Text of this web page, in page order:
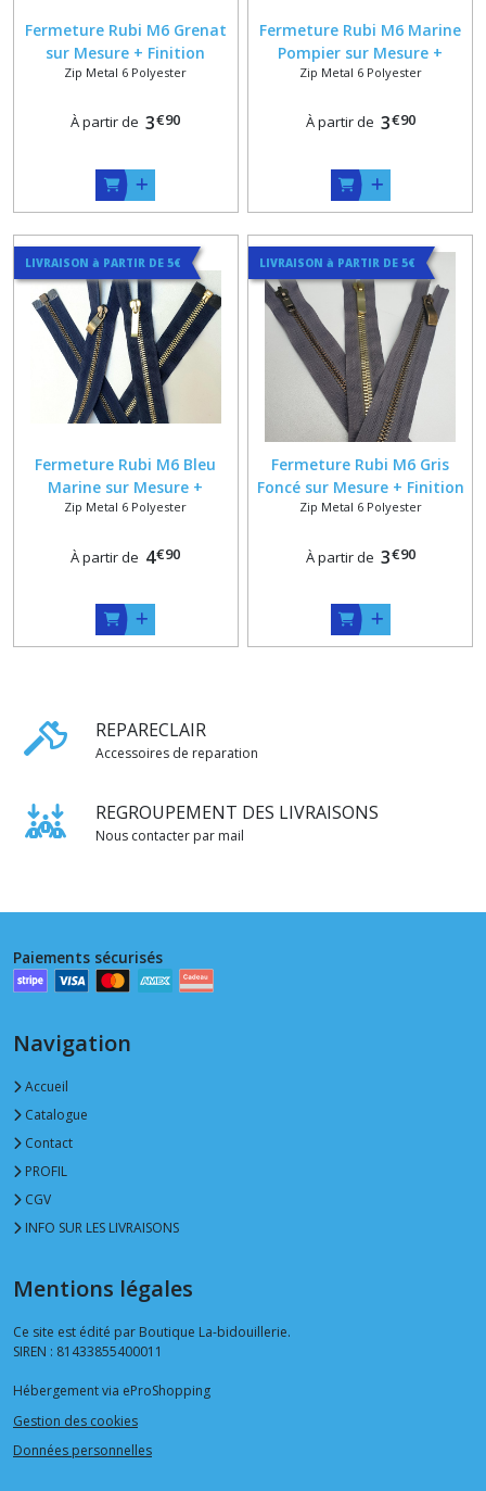
Fermeture Rubi M6 Grenat
sur Mesure + Finition
Bronze , Vieux Laiton , Or
Zip Metal 6 Polyester
À partir de 3€90
Fermeture Rubi M6 Marine
Pompier sur Mesure +
Finition Bronze , Vieux
Zip Metal 6 Polyester
À partir de 3€90
LIVRAISON à PARTIR DE 5€
Fermeture Rubi M6 Bleu
Marine sur Mesure +
Finition Vieux laiton , Or ou
Zip Metal 6 Polyester
À partir de 4€90
LIVRAISON à PARTIR DE 5€
Fermeture Rubi M6 Gris
Foncé sur Mesure + Finition
Bronze , Vieux Laiton , Or
Zip Metal 6 Polyester
À partir de 3€90
REPARECLAIR
Accessoires de reparation
REGROUPEMENT DES LIVRAISONS
Nous contacter par mail
Paiements sécurisés
Navigation
Accueil
Catalogue
Contact
PROFIL
CGV
INFO SUR LES LIVRAISONS
Mentions légales
Ce site est édité par Boutique La-bidouillerie.
SIREN : 81433855400011
Hébergement via eProShopping
Gestion des cookies
Données personnelles